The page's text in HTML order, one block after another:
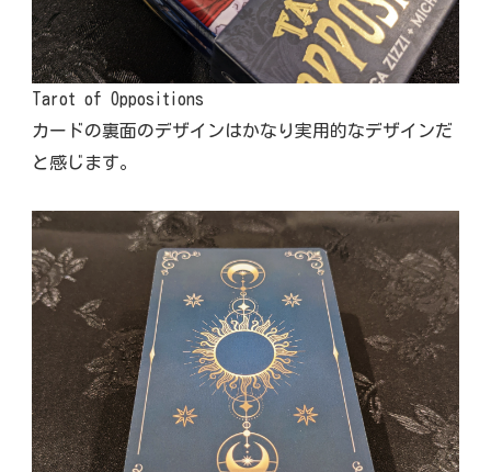
Tarot of Oppositions
カードの裏面のデザインはかなり実用的なデザインだ
と感じます。